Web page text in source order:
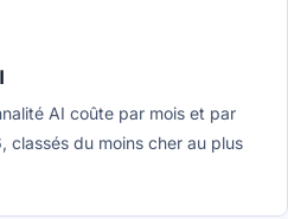
AI coûte par mois et par
classés du moins cher au plus